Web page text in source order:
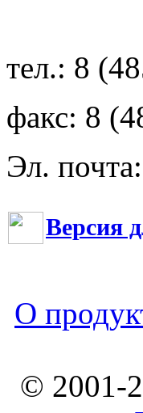
тел.: 8
факс: 8
Эл. почта:
Версия
О
© 2001-